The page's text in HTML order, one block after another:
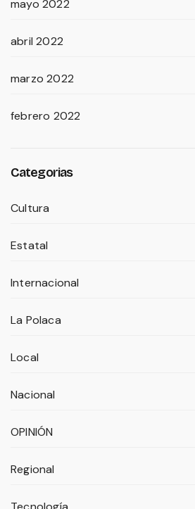
mayo 2022
abril 2022
marzo 2022
febrero 2022
Categorias
Cultura
Estatal
Internacional
La Polaca
Local
Nacional
OPINIÓN
Regional